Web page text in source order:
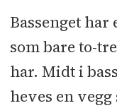
Bassenget
som bare to-
har. Midt i
heves en